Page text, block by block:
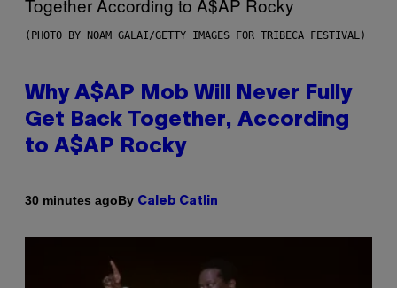
(PHOTO BY NOAM GALAI/GETTY IMAGES FOR TRIBECA FESTIVAL)
Why A$AP Mob Will Never Fully
Get Back Together, According
to A$AP Rocky
30 minutes agoBy Caleb Catlin